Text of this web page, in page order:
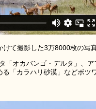
て撮影した3万8000枚の写
「オカバンゴ・デルタ」、
「カラハリ砂漠」などボツ